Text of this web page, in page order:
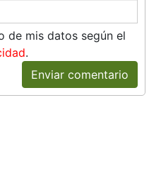
de mis datos según el
.
Enviar comentario